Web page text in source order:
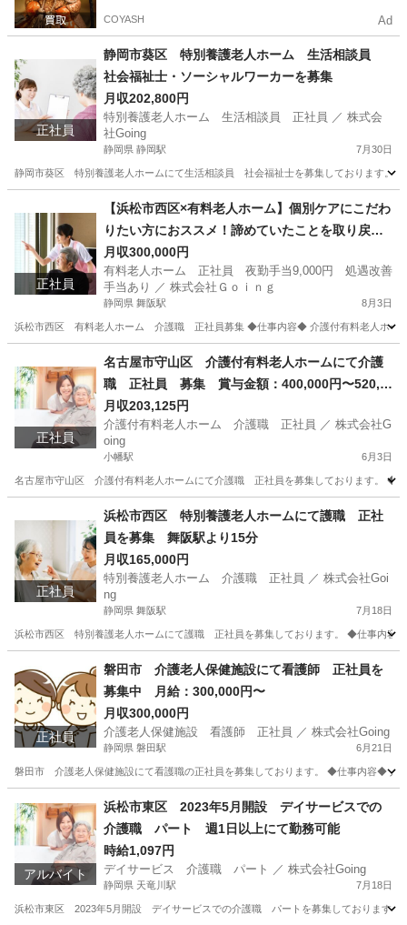
COYASH Ad
正社員
静岡市葵区 特別養護老人ホーム 生活相談員
社会福祉士・ソーシャルワーカーを募集
月収202,800円
特別養護老人ホーム 生活相談員 正社員 ／ 株式会
社Going
静岡県 静岡駅 7月30日
静岡市葵区 特別養護老人ホームにて生活相談員 社会福祉士を募集しております。
静岡駅 その他 業務
正社員
【浜松市西区×有料老人ホーム】個別ケアにこだわ
りたい方におススメ！諦めていたことを取り戻す
ケアを目指してみませんか？ 2.5対１の手厚い人
員配置を実践！
月収300,000円
有料老人ホーム 正社員 夜勤手当9,000円 処遇改善
手当あり ／ 株式会社Ｇｏｉｎｇ
静岡県 舞阪駅 8月3日
浜松市西区 有料老人ホーム 介護職 正社員募集 ◆仕事内容◆ 介護付有料老人ホーム
舞阪駅 介護士 業務
正社員
名古屋市守山区 介護付有料老人ホームにて介護
職 正社員 募集 賞与金額：400,000円〜520,0
00円（前年度実績）
月収203,125円
介護付有料老人ホーム 介護職 正社員 ／ 株式会社G
oing
小幡駅 6月3日
名古屋市守山区 介護付有料老人ホームにて介護職 正社員を募集しております。 ◆
小幡駅 介護福祉士
正社員
浜松市西区 特別養護老人ホームにて護職 正社
員を募集 舞阪駅より15分
月収165,000円
特別養護老人ホーム 介護職 正社員 ／ 株式会社Goi
ng
静岡県 舞阪駅 7月18日
浜松市西区 特別養護老人ホームにて護職 正社員を募集しております。 ◆仕事内容
舞阪駅 介護士 業務
正社員
磐田市 介護老人保健施設にて看護師 正社員を
募集中 月給：300,000円〜
月収300,000円
介護老人保健施設 看護師 正社員 ／ 株式会社Going
静岡県 磐田駅 6月21日
磐田市 介護老人保健施設にて看護職の正社員を募集しております。 ◆仕事内容◆
磐田駅 業務
アルバイト
浜松市東区 2023年5月開設 デイサービスでの
介護職 パート 週1日以上にて勤務可能
時給1,097円
デイサービス 介護職 パート ／ 株式会社Going
静岡県 天竜川駅 7月18日
浜松市東区 2023年5月開設 デイサービスでの介護職 パートを募集しております